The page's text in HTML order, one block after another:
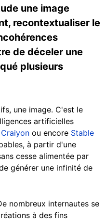
une image
recontextualiser le
de déceler une
plusieurs
une image. C'est le
artificielles
Craiyon ou encore Stable
à partir d'une
cesse alimentée par
générer une infinité de
nombreux internautes se
à des fins